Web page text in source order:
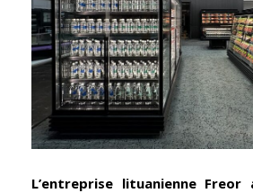
L’entreprise lituanienne